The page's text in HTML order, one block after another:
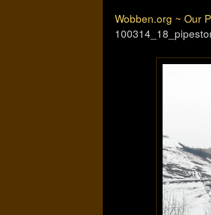
Wobben.org ~ Our